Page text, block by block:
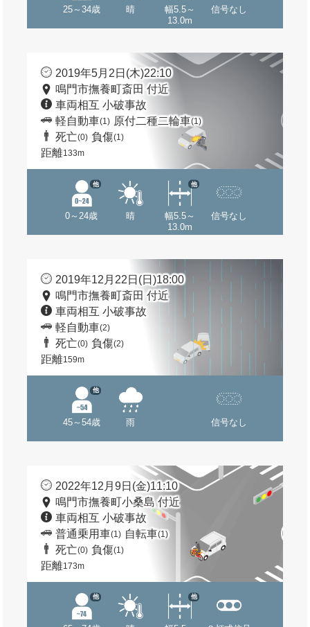
25～34歳 晴
幅5.5～
13.0m
信号なし
2019年5月2日(木)22:10
鳴門市撫養町斎田 付近
車両相互 小破事故
軽自動車(1) 原付二種二輪車(1)
死亡(0) 負傷(1)
距離133m
0～24歳
他
晴
幅5.5～
13.0m
他
信号なし
2019年12月22日(日)18:00
鳴門市撫養町斎田 付近
車両相互 小破事故
軽自動車(2)
死亡(0) 負傷(2)
距離159m
45～54歳
他
雨 信号なし
2022年12月9日(金)11:10
鳴門市撫養町小桑島 付近
車両相互 小破事故
普通乗用車(1) 自転車(1)
死亡(0) 負傷(1)
距離173m
他 他